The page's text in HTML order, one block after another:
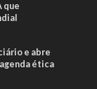
que
e abre
ética